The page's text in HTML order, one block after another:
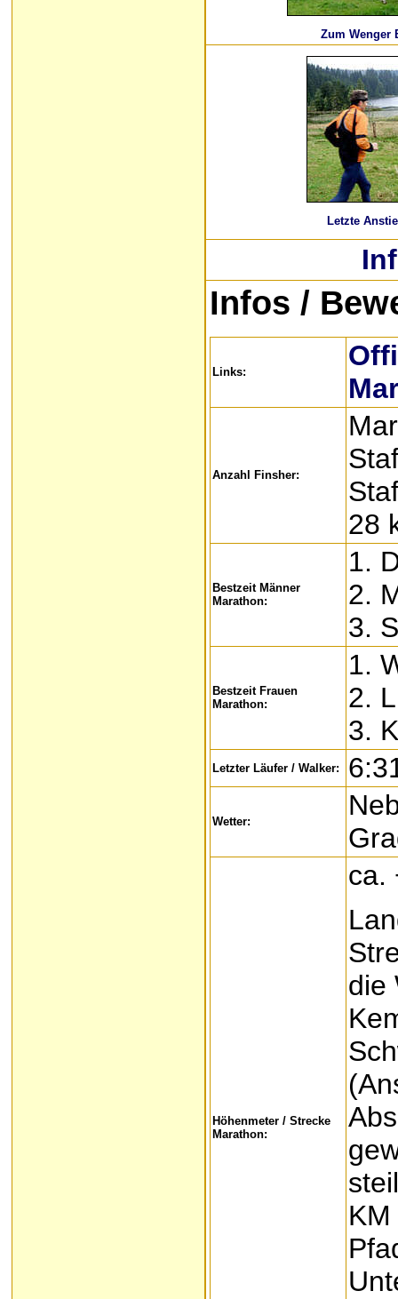
Zum Wenger
Letzte
Infos /
Links:
Anzahl Finsher:
28
Bestzeit Männer
Marathon:
1.
2.
3.
Bestzeit Frauen
Marathon:
1.
2.
3.
Letzter Läufer / Walker:
Wetter:
Höhenmeter / Strecke
Marathon:
ca.
die